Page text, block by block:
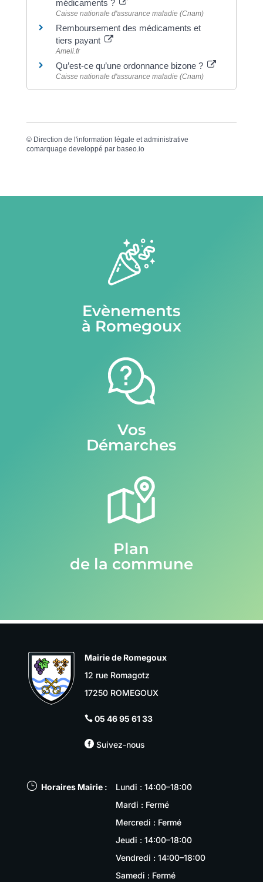
médicaments ?
Caisse nationale d'assurance maladie (Cnam)
Remboursement des médicaments et
tiers payant
Ameli.fr
Qu’est-ce qu’une ordonnance bizone ?
Caisse nationale d'assurance maladie (Cnam)
© Direction de l'information légale et administrative
comarquage developpé par baseo.io
Evènements
à Romegoux
Vos
Démarches
Plan
de la commune
Mairie de Romegoux
12 rue Romagotz
17250 ROMEGOUX
 05 46 95 61 33
Suivez-nous
} Horaires Mairie :
Lundi : 14:00–18:00
Mardi : Fermé
Mercredi : Fermé
Jeudi : 14:00–18:00
Vendredi : 14:00–18:00
Samedi : Fermé